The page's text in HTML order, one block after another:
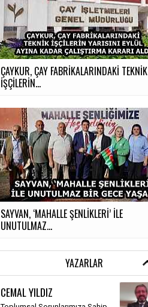
ÇAYKUR, ÇAY FABRİKALARINDAKİ TEKNİK
İŞÇİLERİN...
SAYVAN, ‘MAHALLE ŞENLİKLERİ’ İLE
UNUTULMAZ...
YAZARLAR
CEMAL YILDIZ